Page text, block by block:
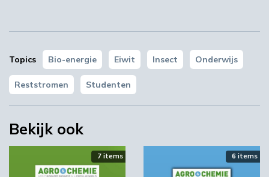
Nationale Green Protein Event
Topics Bio-energie Eiwit Insect Onderwijs
Reststromen Studenten
Bekijk ook
7 items 6 items